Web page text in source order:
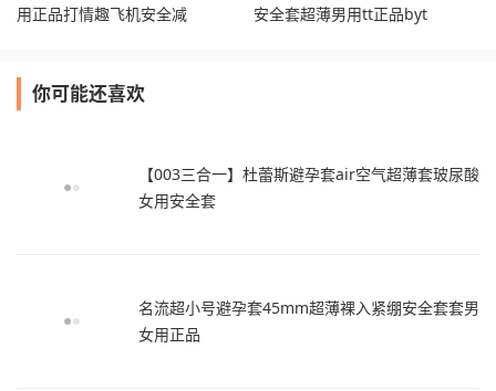
用正品打情趣飞机安全减
安全套超薄男用tt正品byt
你可能还喜欢
【003三合一】杜蕾斯避孕套air空气超薄套玻尿酸
女用安全套
名流超小号避孕套45mm超薄裸入紧绷安全套套男
女用正品